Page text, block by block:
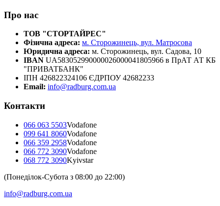
Про нас
ТОВ "СТОРТАЙРЕС"
Фізична адреса: м. Сторожинець, вул. Матросова
Юридична адреса: м. Сторожинець, вул. Садова, 10
IBAN UA583052990000026000041805966 в ПрАТ АТ КБ
"ПРИВАТБАНК"
ІПН 426822324106 ЄДРПОУ 42682233
Email: info@radburg.com.ua
Контакти
066 063 5503Vodafone
099 641 8060Vodafone
066 359 2958Vodafone
066 772 3090Vodafone
068 772 3090Kyivstar
(Понеділок-Субота з 08:00 до 22:00)
info@radburg.com.ua